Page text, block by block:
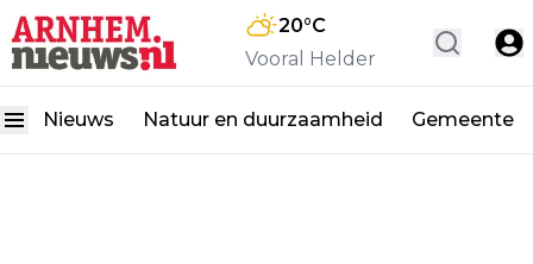
20°C
Vooral Helder
Nieuws Natuur en duurzaamheid Gemeente